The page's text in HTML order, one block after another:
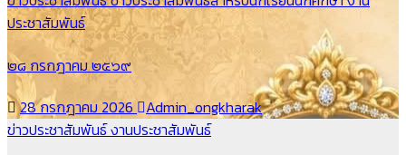
ประชาสัมพันธ์
๒๘ กรกฎาคม ๒๕๖๙
28 กรกฎาคม 2026
Admin_ongkharak
ข่าวประชาสัมพันธ์งานประชาสัมพันธ์